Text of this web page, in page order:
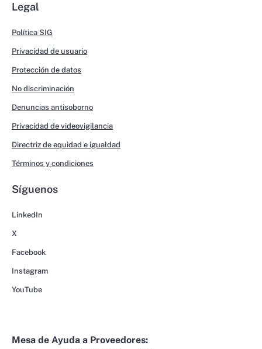
Legal
Política SIG
Privacidad de usuario
Protección de datos
No discriminación
Denuncias antisoborno
Privacidad de videovigilancia
Directriz de equidad e igualdad
Términos y condiciones
Síguenos
LinkedIn
X
Facebook
Instagram
YouTube
Mesa de Ayuda a Proveedores: